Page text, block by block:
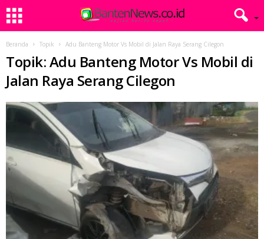
Beranda Topik Adu Banteng Motor Vs Mobil di Jalan Raya Serang Cilegon
Topik: Adu Banteng Motor Vs Mobil di
Jalan Raya Serang Cilegon